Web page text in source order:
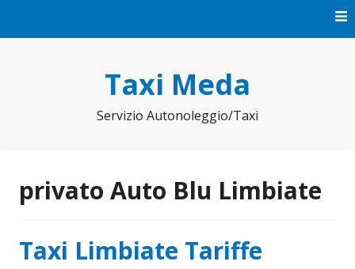
Taxi Meda
Servizio Autonoleggio/Taxi
privato Auto Blu Limbiate
Taxi Limbiate Tariffe